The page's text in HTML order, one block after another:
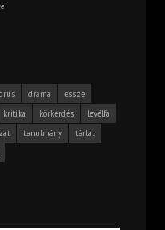
dráma
esszé
kritika körkérdés
levélfa
tanulmány
tárlat